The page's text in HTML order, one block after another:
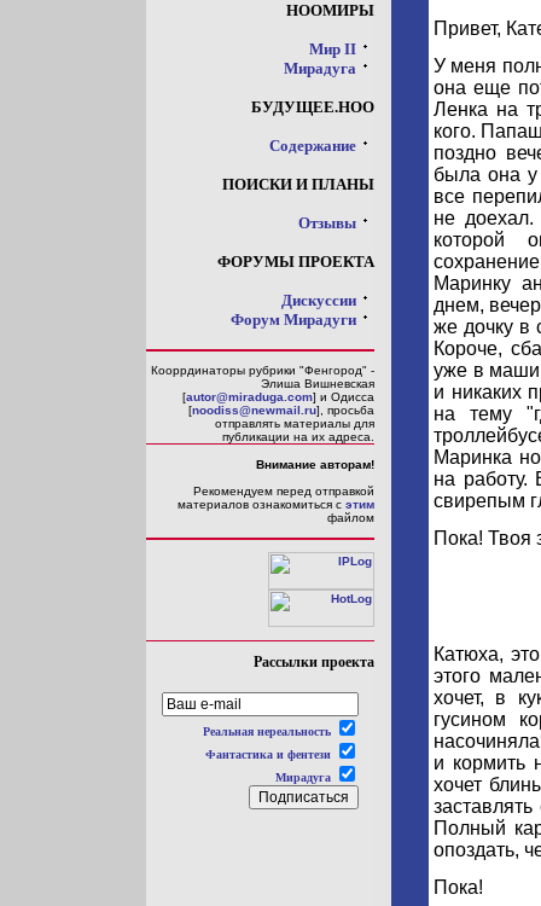
НООМИРЫ
Мир II
Мирадуга
БУДУЩЕЕ.НОО
Содержание
ПОИСКИ И ПЛАНЫ
Отзывы
ФОРУМЫ ПРОЕКТА
Дискуссии
Форум Мирадуги
Кооррдинаторы рубрики "Фенгород" -
Элиша Вишневская
[autor@miraduga.com] и Одисса
[noodiss@newmail.ru], просьба
отправлять материалы для
публикации на их адреса.
Внимание авторам!
Рекомендуем перед отправкой
материалов ознакомиться с этим
файлом
Рассылки проекта
Реальная нереальность
Фантастика и фентези
Мирадуга
Привет,
У меня
она еще
Ленка на
кого.
поздно
была она у
все
не доехал.
которой
Маринку
днем,
же дочку в
Короче,
уже в
и никаких
на тему
Маринка
на работу.
свирепым
Пока! Твоя
Катюха,
этого
хочет, в
гусином
и кормить
хочет
Полный
опоздать,
Пока!